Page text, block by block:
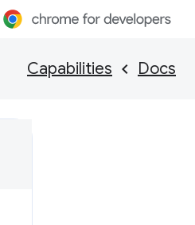
Docs
Capabilities